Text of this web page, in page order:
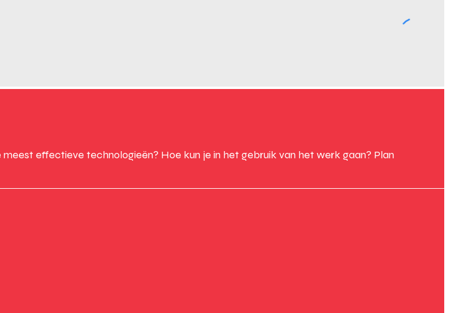
effectieve technologieën? Hoe kun je in het gebruik van het werk gaan? Plan